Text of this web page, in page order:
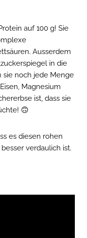
auf 100 g! Sie
Ausserdem
in die
sie noch jede Menge
Magnesium
ist, dass sie
🙃
es diesen rohen
verdaulich ist.